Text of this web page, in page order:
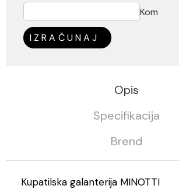
Kom
IZRAČUNAJ
Opis
Specifikacija
Brend
Kupatilska galanterija MINOTTI